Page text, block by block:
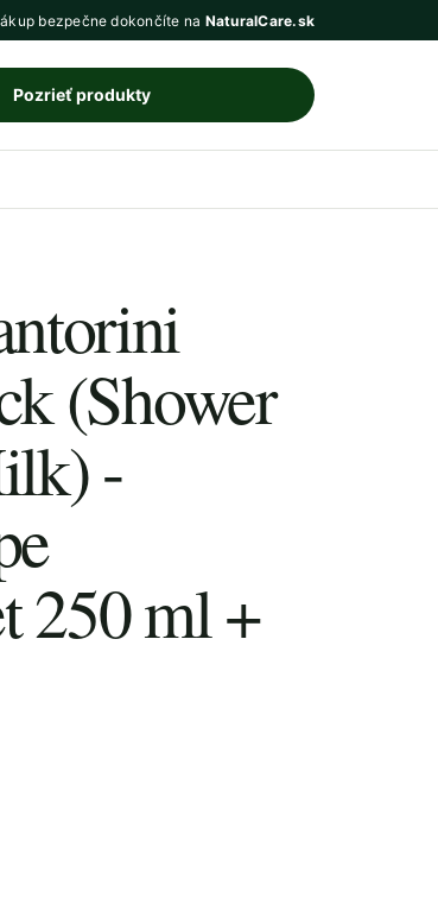
bezpečne dokončíte na NaturalCare.sk
Pozrieť produkty
(Shower
-
250 ml +